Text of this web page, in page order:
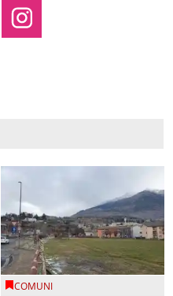
COMUNI